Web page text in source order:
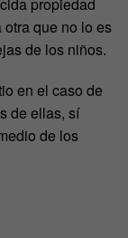
propiedad
que no lo es
de los niños.
en el caso de
de ellas, sí
de los